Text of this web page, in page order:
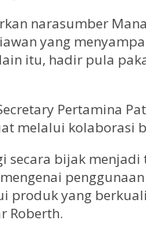
narasumber
yang
itu, hadir pula
Pertamina
melalui kolaborasi
secara bijak
produk yang
Roberth.